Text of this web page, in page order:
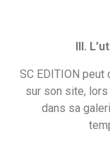
III.
SC EDITION
sur son site, lors
dans sa